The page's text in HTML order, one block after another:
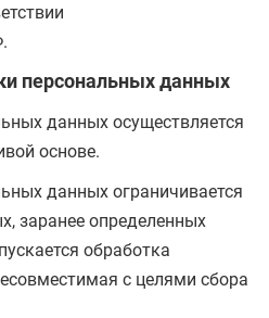
персональных данных
данных осуществляется
основе.
данных ограничивается
заранее определенных
обработка
с целями сбора